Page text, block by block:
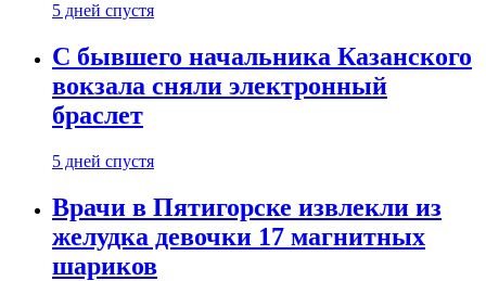
5 дней спустя
С бывшего начальника Казанского
вокзала сняли электронный
браслет
5 дней спустя
Врачи в Пятигорске извлекли из
желудка девочки 17 магнитных
шариков